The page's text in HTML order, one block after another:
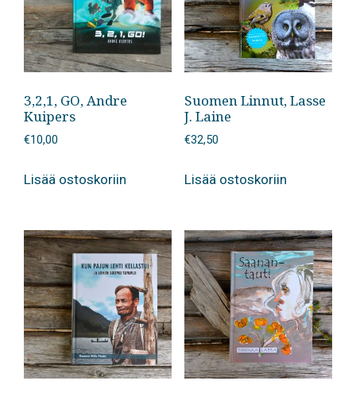
3,2,1, GO, Andre
Kuipers
€10,00
Lisää ostoskoriin
Suomen Linnut, Lasse
J. Laine
€32,50
Lisää ostoskoriin